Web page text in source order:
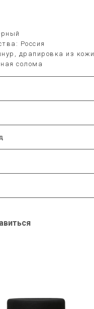
Россия
драпировка из кожи
солома